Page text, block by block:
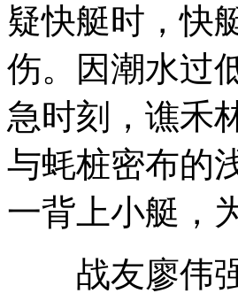
疑快艇时，快
伤。因潮水过
急时刻，谯禾
与蚝桩密布的
一背上小艇，
战友廖伟强